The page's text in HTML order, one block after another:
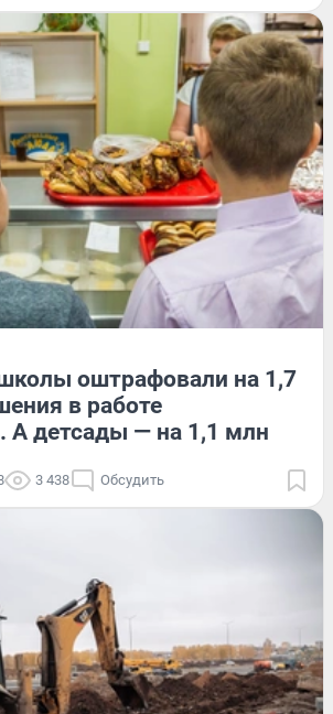
оштрафовали на 1,7
в работе
А детсады — на 1,1 млн
3 438 Обсудить